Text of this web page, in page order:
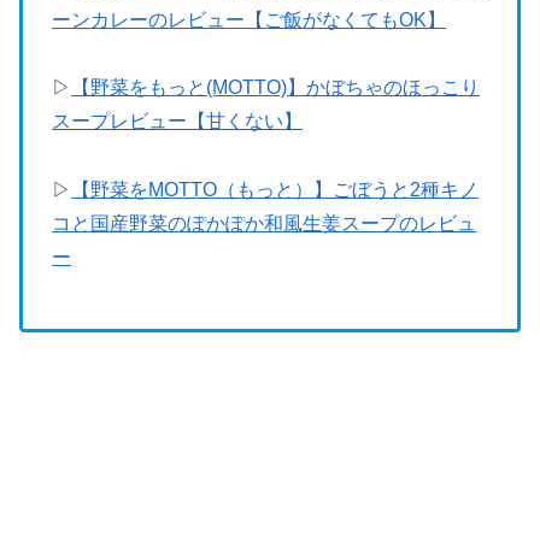
ーンカレーのレビュー【ご飯がなくてもOK】
▷
【野菜をもっと(MOTTO)】かぼちゃのほっこり
スープレビュー【甘くない】
▷
【野菜をMOTTO（もっと）】ごぼうと2種キノ
コと国産野菜のぽかぽか和風生姜スープのレビュ
ー